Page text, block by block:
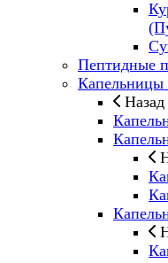
Пептидные
Капельницы
Назад